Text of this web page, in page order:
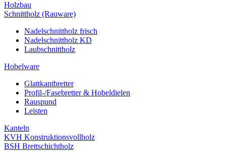
Holzbau
Schnittholz (Rauware)
Nadelschnittholz frisch
Nadelschnittholz KD
Laubschnittholz
Hobelware
Glattkantbretter
Profil-/Fasebretter & Hobeldielen
Rauspund
Leisten
Kanteln
KVH Konstruktionsvollholz
BSH Brettschichtholz